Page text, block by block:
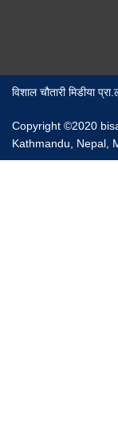
विशाल चौतारी मिडीया
Copyright ©2020
Kathmandu, Nepal,